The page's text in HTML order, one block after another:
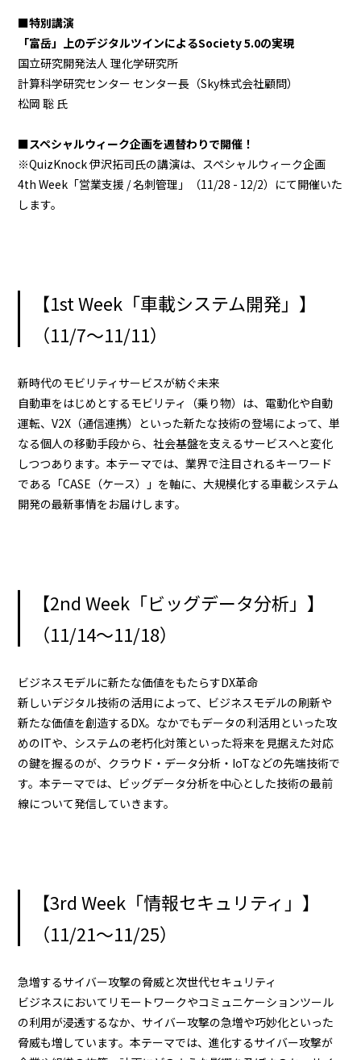
■特別講演
「富岳」上のデジタルツインによるSociety 5.0の実現
国立研究開発法人 理化学研究所
計算科学研究センター センター長（Sky株式会社顧問）
松岡 聡 氏
■スペシャルウィーク企画を週替わりで開催！
※QuizKnock 伊沢拓司氏の講演は、スペシャルウィーク企画
4th Week「営業支援 / 名刺管理」（11/28 - 12/2）にて開催いた
します。
【1st Week「車載システム開発」】
（11/7～11/11）
新時代のモビリティサービスが紡ぐ未来
自動車をはじめとするモビリティ（乗り物）は、電動化や自動
運転、V2X（通信連携）といった新たな技術の登場によって、単
なる個人の移動手段から、社会基盤を支えるサービスへと変化
しつつあります。本テーマでは、業界で注目されるキーワード
である「CASE（ケース）」を軸に、大規模化する車載システム
開発の最新事情をお届けします。
【2nd Week「ビッグデータ分析」】
（11/14～11/18）
ビジネスモデルに新たな価値をもたらすDX革命
新しいデジタル技術の活用によって、ビジネスモデルの刷新や
新たな価値を創造するDX。なかでもデータの利活用といった攻
めのITや、システムの老朽化対策といった将来を見据えた対応
の鍵を握るのが、クラウド・データ分析・IoTなどの先端技術で
す。本テーマでは、ビッグデータ分析を中心とした技術の最前
線について発信していきます。
【3rd Week「情報セキュリティ」】
（11/21～11/25）
急増するサイバー攻撃の脅威と次世代セキュリティ
ビジネスにおいてリモートワークやコミュニケーションツール
の利用が浸透するなか、サイバー攻撃の急増や巧妙化といった
脅威も増しています。本テーマでは、進化するサイバー攻撃が